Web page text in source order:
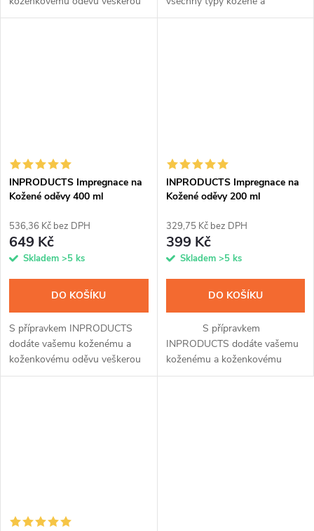
péči. Díky jedinečnému spojení
koženkové obuvi a přináší v
INPRODUCTS Impregnace na
Kožené oděvy 400 ml
536,36 Kč bez DPH
649 Kč
Skladem >5 ks
DO KOŠÍKU
S přípravkem INPRODUCTS
dodáte vašemu koženému a
koženkovému oděvu veškerou
péči. Díky jedinečnému spojení
INPRODUCTS Impregnace na
Kožené oděvy 200 ml
329,75 Kč bez DPH
399 Kč
Skladem >5 ks
DO KOŠÍKU
S přípravkem
INPRODUCTS dodáte vašemu
koženému a koženkovému
oděvu veškerou péči. Díky